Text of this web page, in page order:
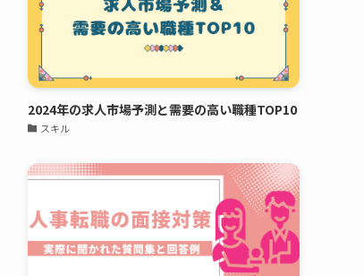
2024年の求人市場予測と需要の高い職種TOP10
スキル